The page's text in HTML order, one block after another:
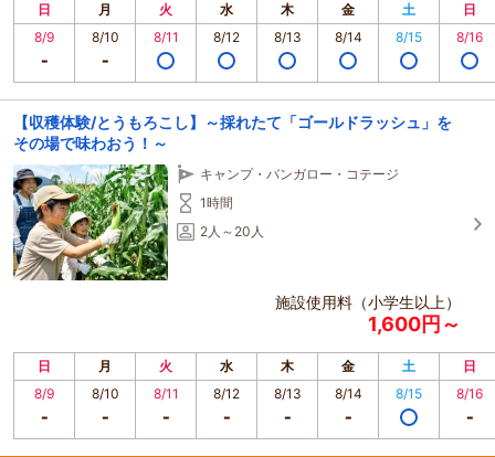
日 月 火 水 木 金 土
日
8/9
8/10 8/11 8/12 8/13 8/14 8/15 8/16
【収穫体験/とうもろこし】～採れたて「ゴールドラッシュ」を
その場で味わおう！～
キャンプ・バンガロー・コテージ
1時間
2人～20人
施設使用料（小学生以上）
1,600円～
日 月 火 水 木 金 土
日
8/9
8/10 8/11 8/12 8/13 8/14 8/15 8/16